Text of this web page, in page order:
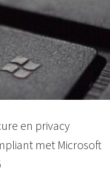
en privacy
met Microsoft